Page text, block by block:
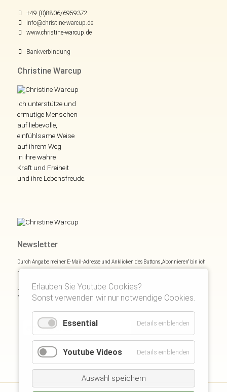
+49 (0)8806/6959372
info@christine-warcup.de
www.christine-warcup.de
Bankverbindung
Christine Warcup
Ich unterstütze und
ermutige Menschen
auf liebevolle,
einfühlsame Weise
auf ihrem Weg
in ihre wahre
Kraft und Freiheit
und ihre Lebensfreude.
Newsletter
Durch Angabe meiner E-Mail-Adresse und Anklicken des Buttons „Abonnieren“ bin ich
mich mit
Kostenloses E- und Audiobook & monatliche Inspirationen via
Newsletter:
Erlauben Sie Youtube Cookies?
Sonst verwenden wir nur notwendige Cookies.
Essential Details einblenden
Youtube Videos Details einblenden
Auswahl speichern